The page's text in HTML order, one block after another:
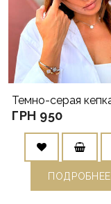
ГРН 950
ПОДРОБНЕЕ